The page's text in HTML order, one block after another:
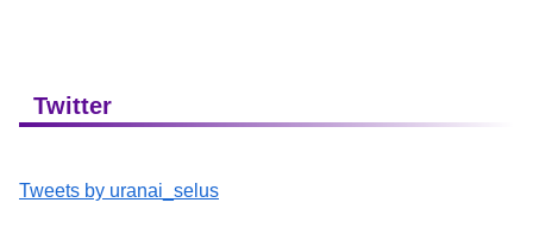
Twitter
Tweets by uranai_selus